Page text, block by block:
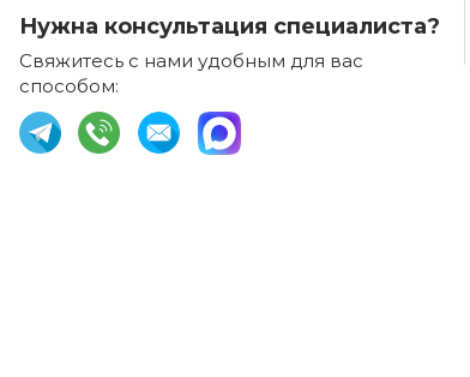
Нужна консультация специалиста?
Свяжитесь с нами удобным для вас
способом: